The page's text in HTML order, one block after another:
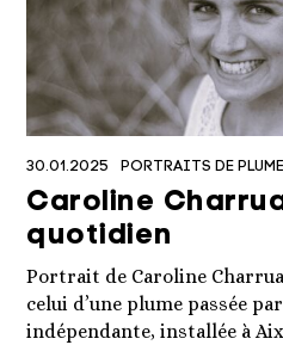
30.01.2025 PORTRAITS DE
Caroline
quotidien
Portrait de Caroline
celui d’une plume passée
indépendante, installée à